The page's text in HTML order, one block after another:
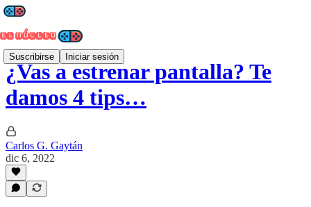
Suscribirse Iniciar sesión
¿Vas a estrenar pantalla? Te
damos 4 tips…
Carlos G. Gaytán
dic 6, 2022